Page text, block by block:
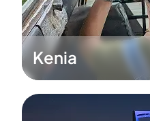
Kenia